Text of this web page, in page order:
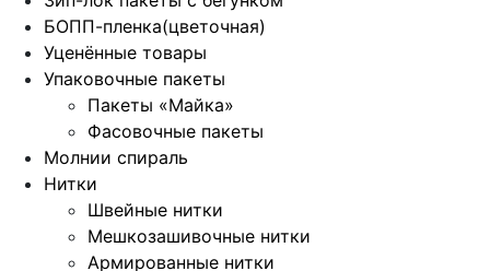
БОПП-пленка(цветочная)
Уценённые товары
Упаковочные пакеты
Пакеты «Майка»
Фасовочные пакеты
Молнии спираль
Нитки
Швейные нитки
Мешкозашивочные нитки
Армированные нитки